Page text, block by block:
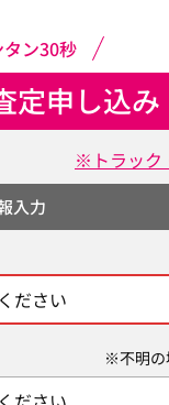
ン30秒
定申し込み
※トラック
入力
ださい
※不明の